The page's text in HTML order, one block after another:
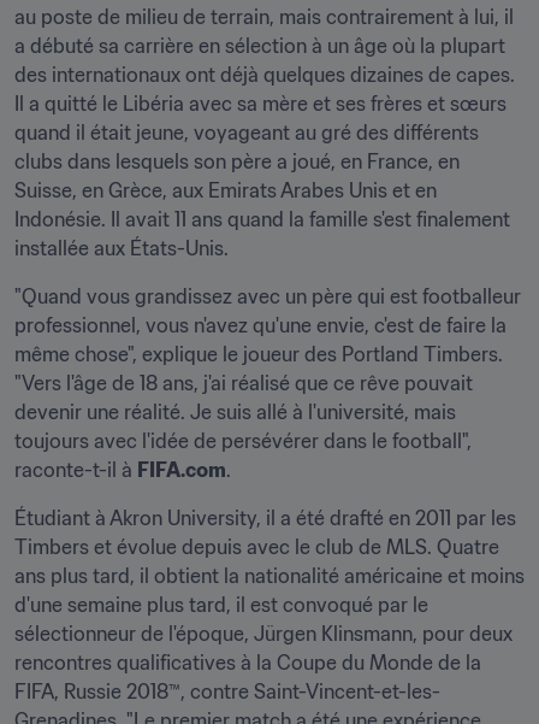
au poste de milieu de terrain, mais contrairement à lui, il
a débuté sa carrière en sélection à un âge où la plupart
des internationaux ont déjà quelques dizaines de capes.
Il a quitté le Libéria avec sa mère et ses frères et sœurs
quand il était jeune, voyageant au gré des différents
clubs dans lesquels son père a joué, en France, en
Suisse, en Grèce, aux Emirats Arabes Unis et en
Indonésie. Il avait 11 ans quand la famille s'est finalement
installée aux États-Unis.
"Quand vous grandissez avec un père qui est footballeur
professionnel, vous n'avez qu'une envie, c'est de faire la
même chose", explique le joueur des Portland Timbers.
"Vers l'âge de 18 ans, j'ai réalisé que ce rêve pouvait
devenir une réalité. Je suis allé à l'université, mais
toujours avec l'idée de persévérer dans le football",
raconte-t-il à FIFA.com.
Étudiant à Akron University, il a été drafté en 2011 par les
Timbers et évolue depuis avec le club de MLS. Quatre
ans plus tard, il obtient la nationalité américaine et moins
d'une semaine plus tard, il est convoqué par le
sélectionneur de l'époque, Jürgen Klinsmann, pour deux
rencontres qualificatives à la Coupe du Monde de la
FIFA, Russie 2018™, contre Saint-Vincent-et-les-